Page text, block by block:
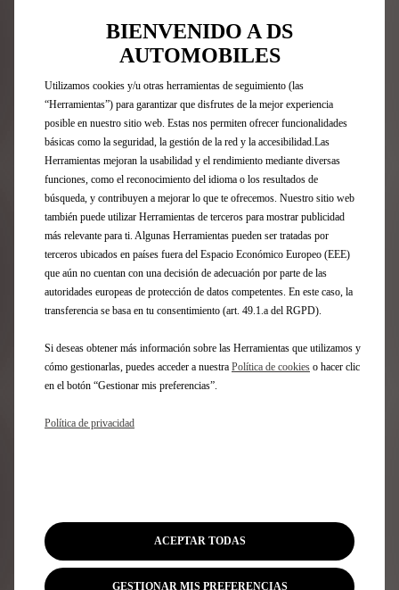
DE ALUMINIO - PARA
VEHÍCULO CON CVA
Entrega estimada:17/08
98,16€
Price
is
98,16
€
- +
Quantity
updated
to:
1
Añadir a la cesta
Entrega estimada:17/08
24,28€ - +
BIENVENIDO A DS
AUTOMOBILES
Utilizamos cookies y/u otras herramientas de seguimiento (las
“Herramientas”) para garantizar que disfrutes de la mejor experiencia
posible en nuestro sitio web. Estas nos permiten ofrecer funcionalidades
básicas como la seguridad, la gestión de la red y la accesibilidad.Las
Herramientas mejoran la usabilidad y el rendimiento mediante diversas
funciones, como el reconocimiento del idioma o los resultados de
búsqueda, y contribuyen a mejorar lo que te ofrecemos. Nuestro sitio web
también puede utilizar Herramientas de terceros para mostrar publicidad
más relevante para ti. Algunas Herramientas pueden ser tratadas por
terceros ubicados en países fuera del Espacio Económico Europeo (EEE)
que aún no cuentan con una decisión de adecuación por parte de las
autoridades europeas de protección de datos competentes. En este caso, la
transferencia se basa en tu consentimiento (art. 49.1.a del RGPD).
Si deseas obtener más información sobre las Herramientas que utilizamos y
cómo gestionarlas, puedes acceder a nuestra Política de cookies o hacer clic
en el botón “Gestionar mis preferencias”.
Política de privacidad
GESTIONAR MIS PREFERENCIAS
ACEPTAR TODAS